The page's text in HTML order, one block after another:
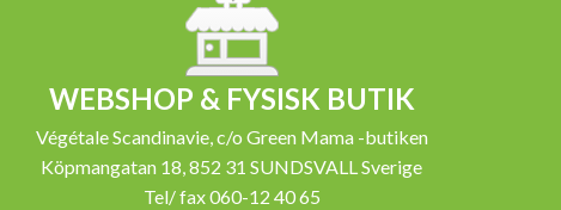
WEBSHOP & FYSISK BUTIK
Végétale Scandinavie, c/o Green Mama -butiken
Köpmangatan 18, 852 31 SUNDSVALL Sverige
Tel/ fax 060-12 40 65